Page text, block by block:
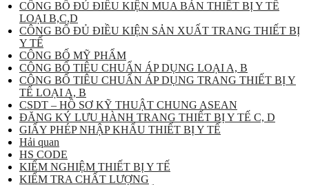
CÔNG BỐ ĐỦ ĐIỀU KIỆN MUA BÁN THIẾT BỊ Y TẾ
LOẠI B,C,D
CÔNG BỐ ĐỦ ĐIỀU KIỆN SẢN XUẤT TRANG THIẾT BỊ
Y TẾ
CÔNG BỐ MỸ PHẨM
CÔNG BỐ TIÊU CHUẨN ÁP DỤNG LOẠI A, B
CÔNG BỐ TIÊU CHUẨN ÁP DỤNG TRANG THIẾT BỊ Y
TẾ LOẠI A, B
CSDT – HỒ SƠ KỸ THUẬT CHUNG ASEAN
ĐĂNG KÝ LƯU HÀNH TRANG THIẾT BỊ Y TẾ C, D
GIẤY PHÉP NHẬP KHẨU THIẾT BỊ Y TẾ
Hải quan
HS CODE
KIỂM NGHIỆM THIẾT BỊ Y TẾ
KIỂM TRA CHẤT LƯỢNG